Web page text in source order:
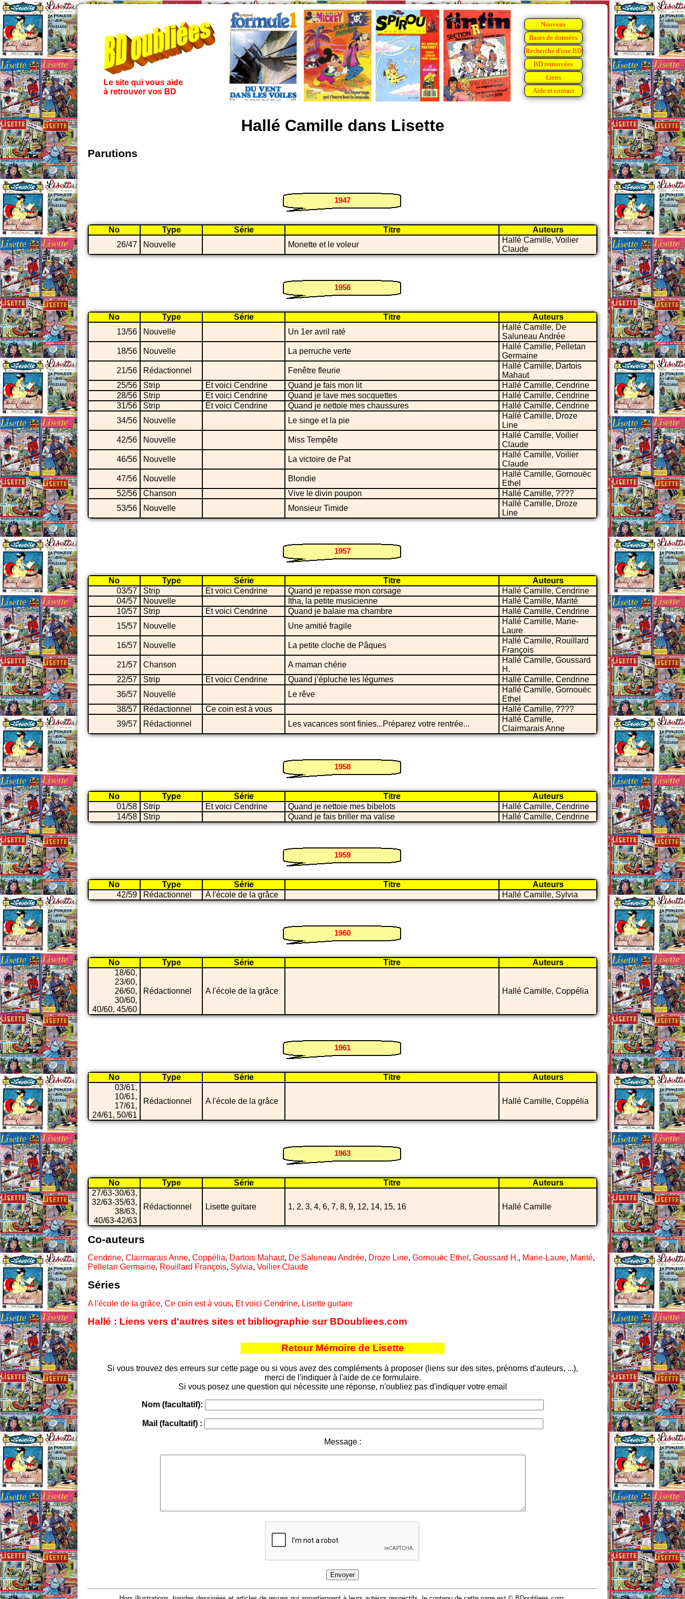
Le site qui vous aide
à retrouver vos BD
Nouveau
Bases de données
Recherche d'une BD
BD retrouvées
Liens
Aide et contact
Hallé Camille dans Lisette
Parutions
1947
No Type Série Titre
Auteurs
26/47
Nouvelle Monette et le voleur
Hallé Camille, Voilier
Claude
1956
No Type Série Titre
Auteurs
13/56
Nouvelle Un 1er avril raté
Hallé Camille, De
Saluneau Andrée
18/56
Nouvelle La perruche verte
Hallé Camille, Pelletan
Germaine
21/56
Rédactionnel Fenêtre fleurie
Hallé Camille, Dartois
Mahaut
25/56
Strip Et voici Cendrine Quand je fais mon lit
Hallé Camille, Cendrine
28/56
Strip Et voici Cendrine Quand je lave mes socquettes
Hallé Camille, Cendrine
31/56
Strip Et voici Cendrine Quand je nettoie mes chaussures
Hallé Camille, Cendrine
34/56
Nouvelle Le singe et la pie
Hallé Camille, Droze
Line
42/56
Nouvelle Miss Tempête
Hallé Camille, Voilier
Claude
46/56
Nouvelle La victoire de Pat
Hallé Camille, Voilier
Claude
47/56
Nouvelle Blondie
Hallé Camille, Gornouëc
Ethel
52/56
Chanson Vive le divin poupon
Hallé Camille, ????
53/56
Nouvelle Monsieur Timide
Hallé Camille, Droze
Line
1957
No Type Série Titre
Auteurs
03/57
Strip Et voici Cendrine Quand je repasse mon corsage
Hallé Camille, Cendrine
04/57
Nouvelle Itha, la petite musicienne
Hallé Camille, Marité
10/57
Strip Et voici Cendrine Quand je balaie ma chambre
Hallé Camille, Cendrine
15/57
Nouvelle Une amitié fragile
Hallé Camille, Marie-
Laure
16/57
Nouvelle La petite cloche de Pâques
Hallé Camille, Rouillard
François
21/57
Chanson A maman chérie
Hallé Camille, Goussard
H.
22/57
Strip Et voici Cendrine Quand j’épluche les légumes
Hallé Camille, Cendrine
36/57
Nouvelle Le rêve
Hallé Camille, Gornouëc
Ethel
38/57
Rédactionnel Ce coin est à vous
Hallé Camille, ????
39/57
Rédactionnel Les vacances sont finies...Préparez votre rentrée...
Hallé Camille,
Clairmarais Anne
1958
No Type Série Titre
Auteurs
01/58
Strip Et voici Cendrine Quand je nettoie mes bibelots
Hallé Camille, Cendrine
14/58
Strip Quand je fais briller ma valise Hallé Camille, Cendrine
1959
No Type Série Titre
Auteurs
42/59
Rédactionnel A l'école de la grâce Hallé Camille, Sylvia
1960
No Type Série Titre
Auteurs
18/60,
23/60,
26/60,
30/60,
40/60, 45/60
Rédactionnel A l'école de la grâce Hallé Camille, Coppélia
1961
No Type Série Titre
Auteurs
03/61,
10/61,
17/61,
24/61, 50/61
Rédactionnel A l'école de la grâce Hallé Camille, Coppélia
1963
No Type Série Titre
Auteurs
27/63-30/63,
32/63-35/63,
38/63,
40/63-42/63
Rédactionnel Lisette guitare 1, 2, 3, 4, 6, 7, 8, 9, 12, 14, 15, 16 Hallé Camille
Co-auteurs
Cendrine, Clairmarais Anne, Coppélia, Dartois Mahaut, De Saluneau Andrée, Droze Line, Gornouëc Ethel , Goussard H., Marie-Laure, Marité,
Pelletan Germaine, Rouillard François, Sylvia, Voilier Claude
Séries
A l'école de la grâce, Ce coin est à vous, Et voici Cendrine, Lisette guitare
Hallé : Liens vers d'autres sites et bibliographie sur BDoubliees.com
Retour Mémoire de Lisette
Si vous trouvez des erreurs sur cette page ou si vous avez des compléments à proposer (liens sur des sites, prénoms d'auteurs, ...),
merci de l'indiquer à l'aide de ce formulaire.
Si vous posez une question qui nécessite une réponse, n'oubliez pas d'indiquer votre email
Nom (facultatif):
Mail (facultatif) :
Message :